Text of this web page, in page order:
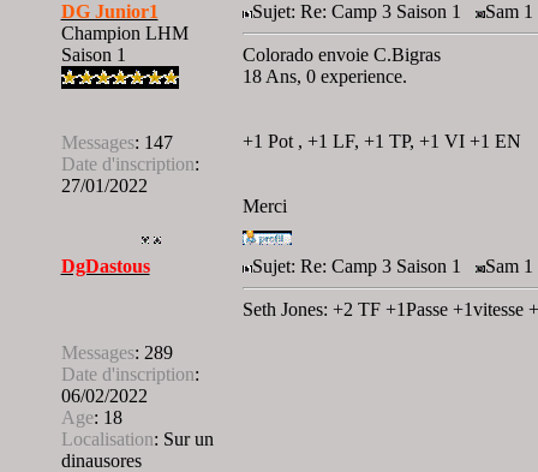
DG Junior1
Champion LHM
Saison 1
Messages: 147
Date d'inscription:
27/01/2022
Sujet: Re: Camp 3 Saison 1 Sam
Colorado envoie C.Bigras
18 Ans, 0 experience.
+1 Pot , +1 LF, +1 TP, +1 VI +1 EN
Merci
DgDastous
Messages: 289
Date d'inscription:
06/02/2022
Age: 18
Localisation: Sur un
dinausores
Sujet: Re: Camp 3 Saison 1 Sam
Seth Jones: +2 TF +1Passe +1vitesse